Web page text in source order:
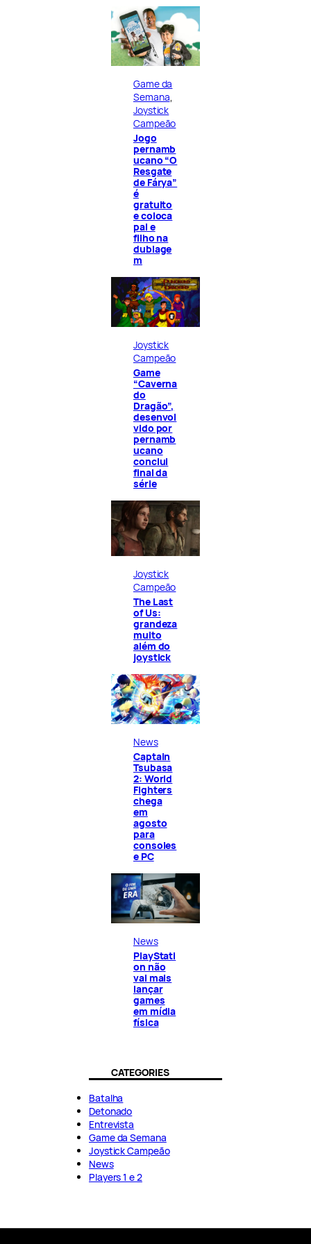
Game da
Semana
Joystick
Campeão
Jogo
pernamb
ucano “O
Resgate
de Fárya”
é
gratuito
e coloca
pai e
filho na
dublage
m
Joystick
Campeão
Game
“Caverna
do
Dragão”,
desenvol
vido por
pernamb
ucano
conclui
final da
série
Joystick
Campeão
The Last
of Us:
grandeza
muito
além do
joystick
News
Captain
Tsubasa
2: World
Fighters
chega
em
agosto
para
consoles
e PC
News
PlayStati
on não
vai mais
lançar
games
em mídia
física
CATEGORIES
Batalha
Detonado
Entrevista
Game da Semana
Joystick Campeão
News
Players 1 e 2